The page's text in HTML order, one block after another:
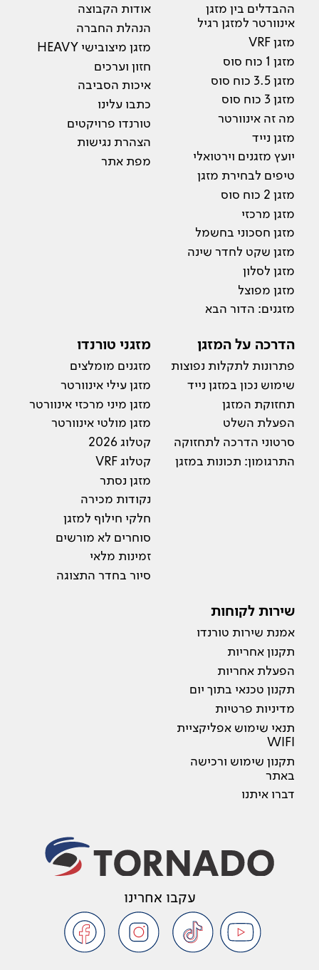
ההבדלים בין מזגן
אינוורטר למזגן רגיל
מזגן VRF
מזגן 1 כוח סוס
מזגן 3.5 כוח סוס
מזגן 3 כוח סוס
מה זה אינוורטר
מזגן נייד
יועץ מזגנים וירטואלי
טיפים לבחירת מזגן
מזגן 2 כוח סוס
מזגן מרכזי
מזגן חסכוני בחשמל
מזגן שקט לחדר שינה
מזגן לסלון
מזגן מפוצל
מזגנים: הדור הבא
אודות הקבוצה
הנהלת החברה
מזגן מיצובישי HEAVY
חזון וערכים
איכות הסביבה
כתבו עלינו
טורנדו פרויקטים
הצהרת נגישות
מפת אתר
הדרכה על המזגן
פתרונות לתקלות נפוצות
שימוש נכון במזגן נייד
תחזוקת המזגן
הפעלת השלט
סרטוני הדרכה לתחזוקה
התרגומון: תכונות במזגן
מזגני טורנדו
מזגנים מומלצים
מזגן עילי אינוורטר
מזגן מיני מרכזי אינוורטר
מזגן מולטי אינוורטר
קטלוג 2026
קטלוג VRF
מזגן נסתר
נקודות מכירה
חלקי חילוף למזגן
סוחרים לא מורשים
זמינות מלאי
סיור בחדר התצוגה
שירות לקוחות
אמנת שירות טורנדו
תקנון אחריות
הפעלת אחריות
תקנון טכנאי בתוך יום
מדיניות פרטיות
תנאי שימוש אפליקציית
WIFI
תקנון שימוש ורכישה
באתר
דברו איתנו
עקבו אחרינו